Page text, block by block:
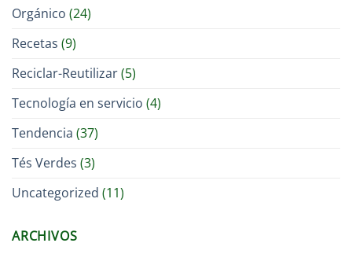
Orgánico (24)
Recetas (9)
Reciclar-Reutilizar(5)
Tecnología en servicio (4)
Tendencia (37)
Tés Verdes (3)
Uncategorized (11)
ARCHIVOS